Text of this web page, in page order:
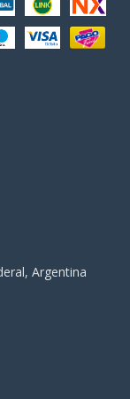
Argentina